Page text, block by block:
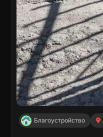
Благоустройство